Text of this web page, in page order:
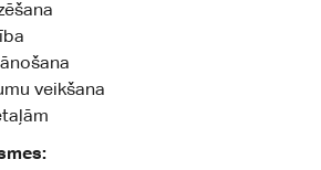
veikšana